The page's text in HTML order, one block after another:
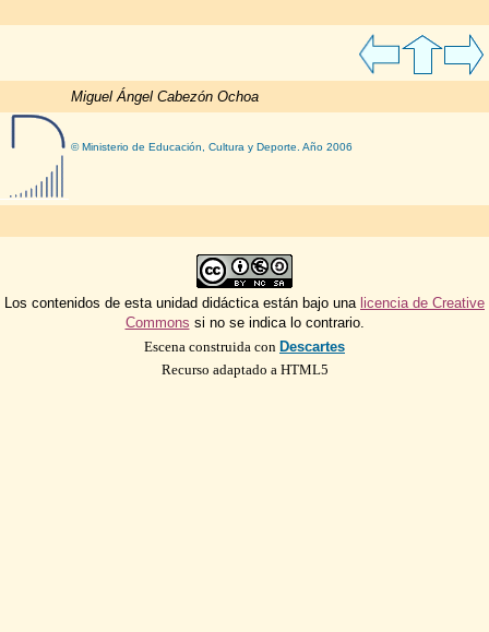
Miguel Ángel Cabezón Ochoa
© Ministerio de Educación, Cultura y Deporte. Año 2006
Los contenidos de esta unidad didáctica están bajo una licencia de Creative
Commons si no se indica lo contrario.
Escena construida con Descartes
Recurso adaptado a HTML5